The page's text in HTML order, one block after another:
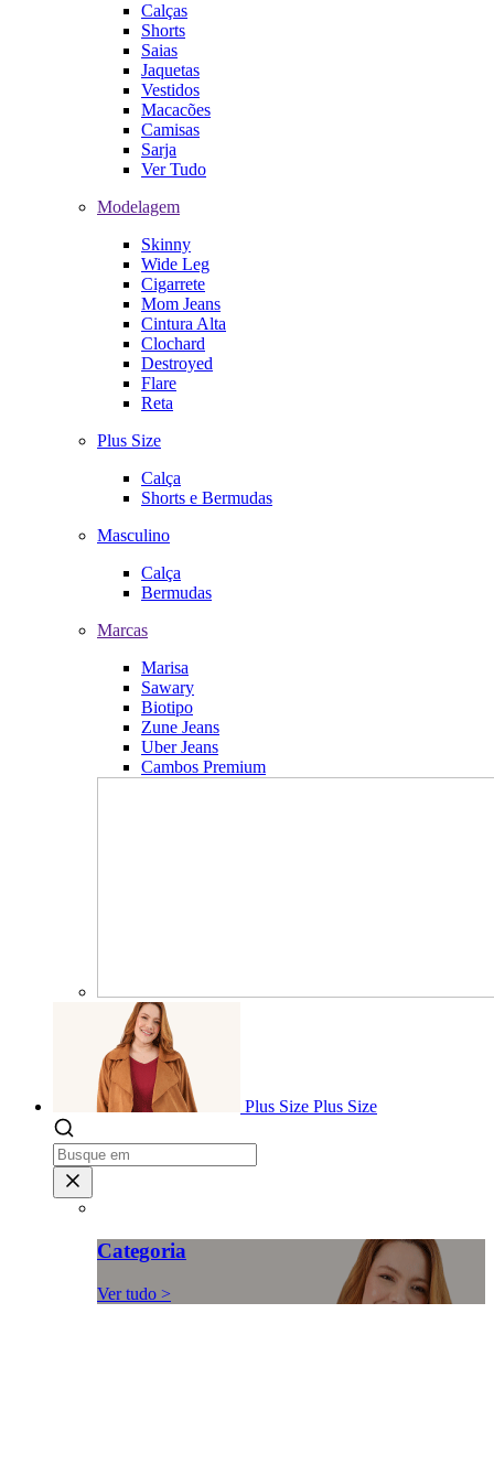
Calças
Shorts
Saias
Jaquetas
Vestidos
Macacões
Camisas
Sarja
Ver Tudo
Modelagem
Skinny
Wide Leg
Cigarrete
Mom Jeans
Cintura Alta
Clochard
Destroyed
Flare
Reta
Plus Size
Calça
Shorts e Bermudas
Masculino
Calça
Bermudas
Marcas
Marisa
Sawary
Biotipo
Zune Jeans
Uber Jeans
Cambos Premium
Plus Size Plus Size
Categoria
Ver tudo >